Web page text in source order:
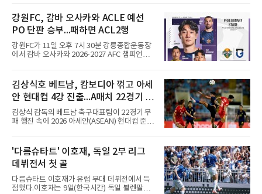
간) 미국 로스앤젤레스 BMO 스타디움에서 열린
멕시코 리가 MX 톨루카와의 조별리그 2차전에
최전방 공격수로 선발 출전했으나 슈팅 없이 후
반 23분 주드 테리와 교체됐다. 북중미 월드컵
이후 MLS 4경기 연속 골을 넣었던 그는 지난 6
일 치바스 과달라하라전에 이어 침묵했다.전반
1분 다비드 마르티네스가 얻은 페널티킥은 비디
이컵 샤펠버그의 크로스가 걷혀 나오자 에디 세
구라가 페널티아크 왼쪽에서 오
강원FC, 감바 오사카와 ACLE 예선
PO 단판 승부...패하면 ACL2행
강원FC가 11일 오후 7시 30분 강릉종합운동장
에서 감바 오사카와 2026-2027 AFC 챔피언스
승자는 ACLE 본선에 오르고 패자는 2부 격 대회
인 AFC 챔피언스리그2(ACL2)로 향한다. 강원은
2024시즌 K리그1 준우승 자격으로 나선 지난 시
즌 ACLE에서 창단 첫 아시아 무대를 경험하며
16강에 진출했고, 2025시즌 리그 5위로 이번 출
전권을 얻었다.감바 오사카는 2025-2026시즌
ACL2 결승에서 크리스티아누 호날두의 소속팀
기세도 좋다.최근 리그 2연패로 상승세가 끊긴
강원은 이번 승리로 반등을 노린다. 김대
김상식호 베트남, 캄보디아 꺾고 아세
안 현대컵 4강 진출...A매치 22경기 무
패 질주
김상식 감독의 베트남 축구대표팀이 22경기 무
패 행진 속에 2026 아세안(ASEAN) 현대컵 준결
딘 국립경기장에서 열린 캄보디아와의 조별리그
A조 4차전에서 응우옌 딘 박의 2골과 상대 자책
골을 묶어 3-1로 이겼다. 3승 1무 승점 10으로
싱가포르(승점 8)를 제치고 조 1위를 차지했고,
A매치 연속 무패는 22경기(19승 3무)로 늘렸다.
종전 자국 기록은 18경기였다.2년마다 열리는
현대컵은 '동남아의 월드컵'으로 불리며, 스즈키
'다름슈타트' 이호재, 독일 2부 리그
데뷔전서 첫 골
다름슈타트 이호재가 유럽 무대 데뷔전에서 득
점했다.이호재는 9일(한국시간) 독일 뵐렌팔토